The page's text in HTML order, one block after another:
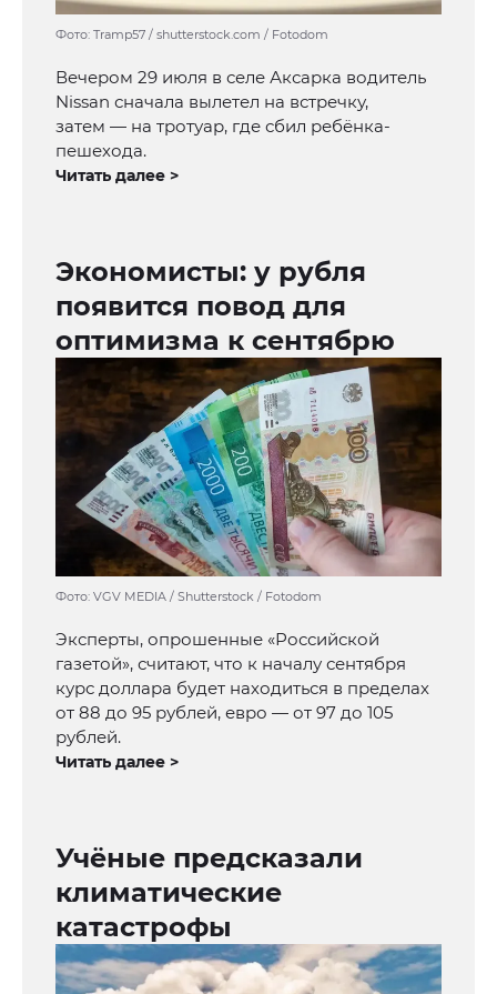
Фото: Tramp57 / shutterstock.com / Fotodom
Вечером 29 июля в селе Аксарка водитель
Nissan сначала вылетел на встречку,
затем — на тротуар, где сбил ребёнка-
пешехода.
Читать далее >
Экономисты: у рубля
появится повод для
оптимизма к сентябрю
Фото: VGV MEDIA / Shutterstock / Fotodom
Эксперты, опрошенные «Российской
газетой», считают, что к началу сентября
курс доллара будет находиться в пределах
от 88 до 95 рублей, евро — от 97 до 105
рублей.
Читать далее >
Учёные предсказали
климатические
катастрофы